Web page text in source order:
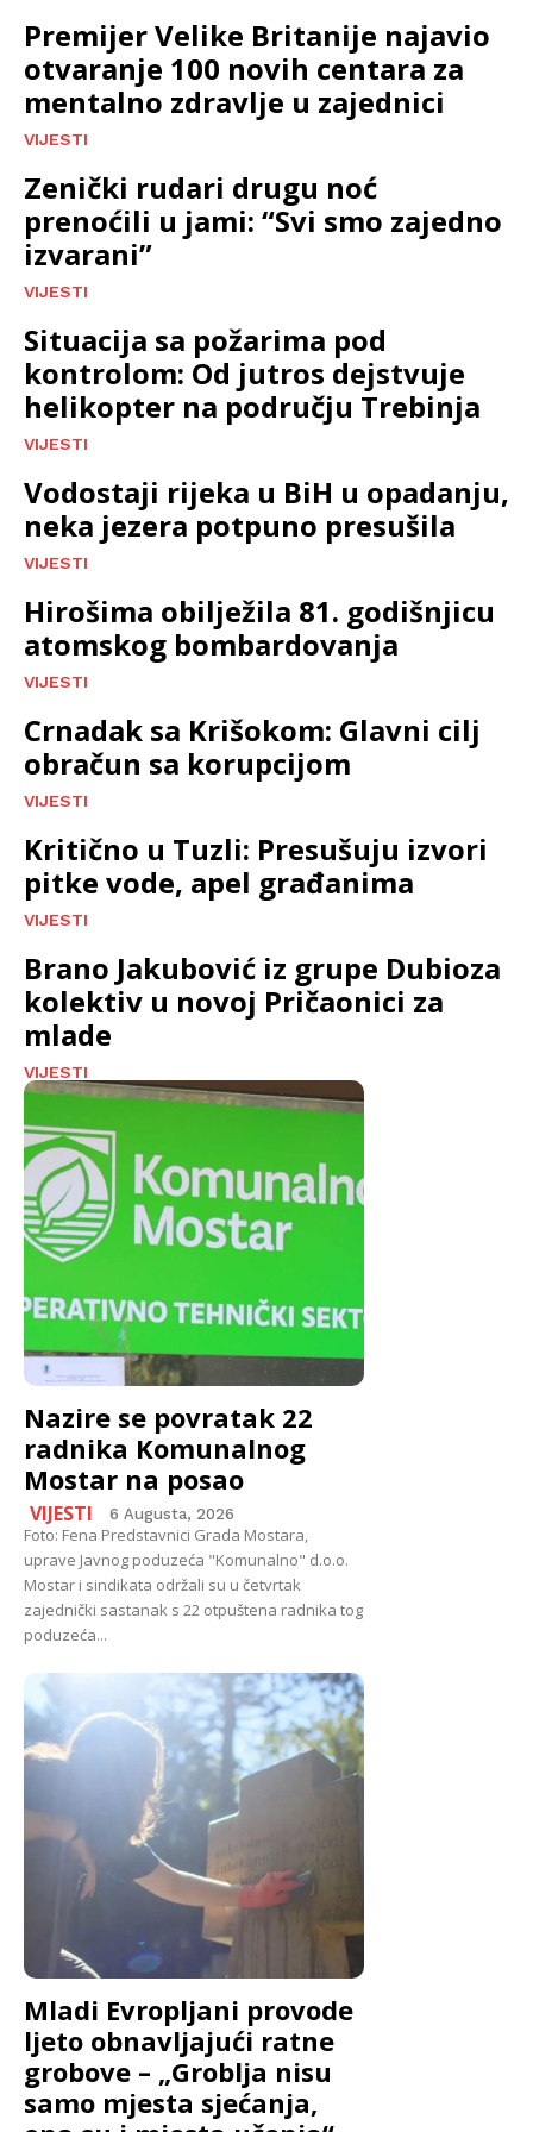
Premijer Velike Britanije najavio
otvaranje 100 novih centara za
mentalno zdravlje u zajednici
VIJESTI
Zenički rudari drugu noć
prenoćili u jami: “Svi smo zajedno
izvarani”
VIJESTI
Situacija sa požarima pod
kontrolom: Od jutros dejstvuje
helikopter na području Trebinja
VIJESTI
Vodostaji rijeka u BiH u opadanju,
neka jezera potpuno presušila
VIJESTI
Hirošima obilježila 81. godišnjicu
atomskog bombardovanja
VIJESTI
Crnadak sa Krišokom: Glavni cilj
obračun sa korupcijom
VIJESTI
Kritično u Tuzli: Presušuju izvori
pitke vode, apel građanima
VIJESTI
Brano Jakubović iz grupe Dubioza
kolektiv u novoj Pričaonici za
mlade
VIJESTI
Nazire se povratak 22
radnika Komunalnog
Mostar na posao
VIJESTI 6 Augusta, 2026
Foto: Fena Predstavnici Grada Mostara,
uprave Javnog poduzeća "Komunalno" d.o.o.
Mostar i sindikata održali su u četvrtak
zajednički sastanak s 22 otpuštena radnika tog
poduzeća...
Mladi Evropljani provode
ljeto obnavljajući ratne
grobove – „Groblja nisu
samo mjesta sjećanja,